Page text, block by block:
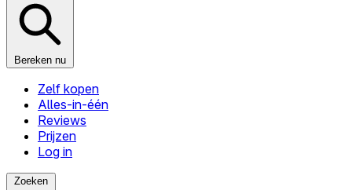
Bereken nu
Zelf kopen
Alles-in-één
Reviews
Prijzen
Log in
Zoeken